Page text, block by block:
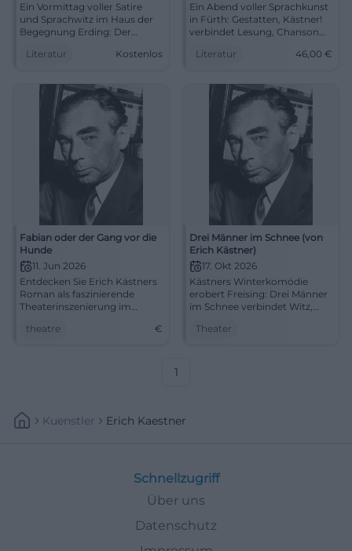
Ein Vormittag voller Satire
und Sprachwitz im Haus der
Begegnung Erding: Der
Bürokratie. 08.09.2025, 11 Uhr,
Literatur Kostenlos
Ein Abend voller Sprachkunst
in Fürth: Gestatten, Kästner!
verbindet Lesung, Chanson
19:30 Uhr, Preise 14–46 €.
erleben. #ErichKästner
Literatur 46,00 €
Fabian oder der Gang vor die
Hunde
11. Jun 2026
Entdecken Sie Erich Kästners
Roman als faszinierende
Theaterinszenierung im
Ein unvergesslicher Abend
theatre €
Drei Männer im Schnee (von
Erich Kästner)
17. Okt 2026
Kästners Winterkomödie
erobert Freising: Drei Männer
im Schnee verbindet Witz,
Asamtheater. 17.10.2026.
Theater
1
Kuenstler Erich Kaestner
Schnellzugriff
Über uns
Datenschutz